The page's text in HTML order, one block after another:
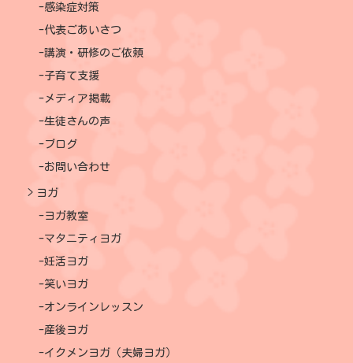
感染症対策
代表ごあいさつ
講演・研修のご依頼
子育て支援
メディア掲載
生徒さんの声
ブログ
お問い合わせ
ヨガ
ヨガ教室
マタニティヨガ
妊活ヨガ
笑いヨガ
オンラインレッスン
産後ヨガ
イクメンヨガ（夫婦ヨガ）